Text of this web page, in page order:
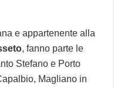
e appartenente alla
, fanno parte le
Stefano e Porto
Magliano in